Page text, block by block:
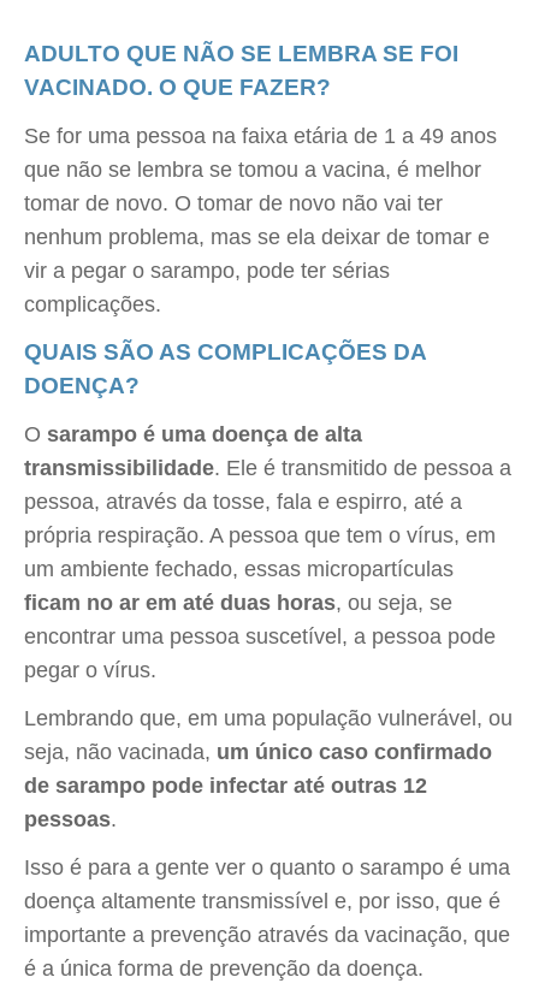
ADULTO QUE NÃO SE LEMBRA SE FOI
VACINADO. O QUE FAZER?
Se for uma pessoa na faixa etária de 1 a 49 anos
que não se lembra se tomou a vacina, é melhor
tomar de novo. O tomar de novo não vai ter
nenhum problema, mas se ela deixar de tomar e
vir a pegar o sarampo, pode ter sérias
complicações.
QUAIS SÃO AS COMPLICAÇÕES DA
DOENÇA?
O sarampo é uma doença de alta
transmissibilidade. Ele é transmitido de pessoa a
pessoa, através da tosse, fala e espirro, até a
própria respiração. A pessoa que tem o vírus, em
um ambiente fechado, essas micropartículas
ficam no ar em até duas horas, ou seja, se
encontrar uma pessoa suscetível, a pessoa pode
pegar o vírus.
Lembrando que, em uma população vulnerável, ou
seja, não vacinada, um único caso confirmado
de sarampo pode infectar até outras 12
pessoas.
Isso é para a gente ver o quanto o sarampo é uma
doença altamente transmissível e, por isso, que é
importante a prevenção através da vacinação, que
é a única forma de prevenção da doença.